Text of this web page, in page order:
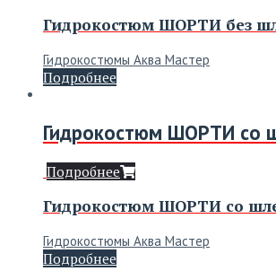
Гидрокостюм ШОРТИ без
Гидрокостюмы Аква Мастер
Подробнее
Гидрокостюм ШОРТИ со
Подробнее
Гидрокостюм ШОРТИ со
Гидрокостюмы Аква Мастер
Подробнее